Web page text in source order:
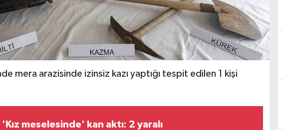
mera arazisinde izinsiz kazı yaptığı tespit edilen 1 kişi
'Kız meselesinde' kan aktı: 2 yaralı